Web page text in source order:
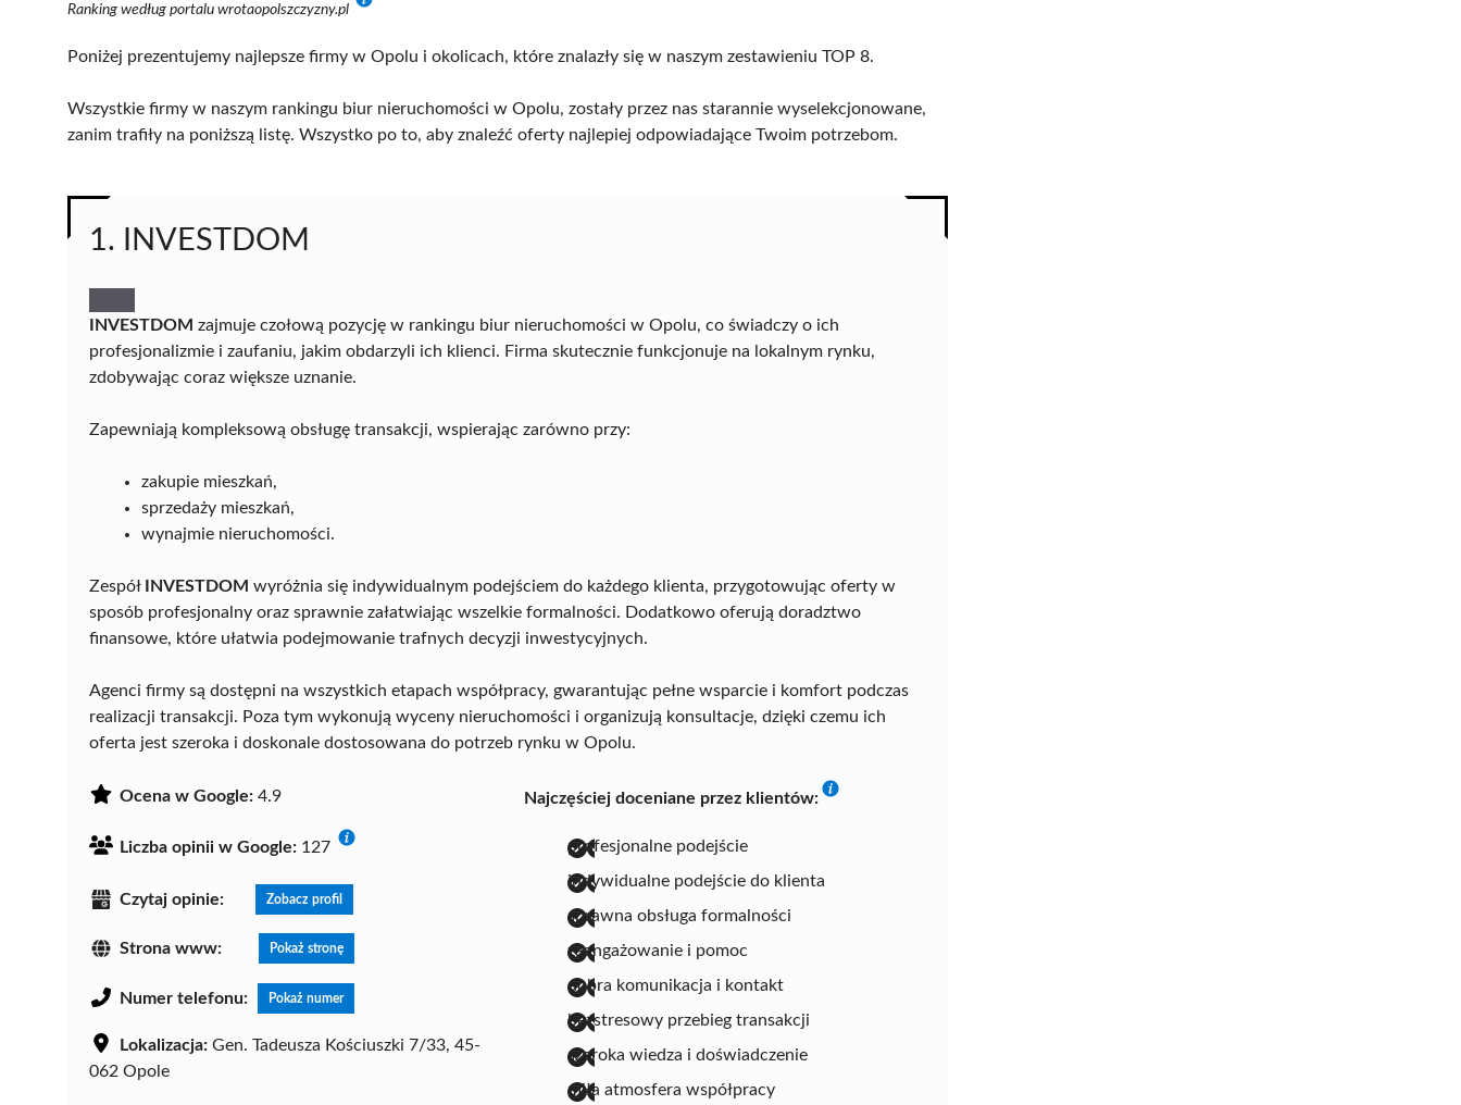
Ranking według portalu wrotaopolszczyzny.pl
Poniżej prezentujemy najlepsze firmy w Opolu i okolicach, które znalazły się w naszym zestawieniu TOP 8.
Wszystkie firmy w naszym rankingu biur nieruchomości w Opolu, zostały przez nas starannie wyselekcjonowane,
zanim trafiły na poniższą listę. Wszystko po to, aby znaleźć oferty najlepiej odpowiadające Twoim potrzebom.
1. INVESTDOM
INVESTDOM zajmuje czołową pozycję w rankingu biur nieruchomości w Opolu, co świadczy o ich
profesjonalizmie i zaufaniu, jakim obdarzyli ich klienci. Firma skutecznie funkcjonuje na lokalnym rynku,
zdobywając coraz większe uznanie.
Zapewniają kompleksową obsługę transakcji, wspierając zarówno przy:
zakupie mieszkań,
sprzedaży mieszkań,
wynajmie nieruchomości.
Zespół INVESTDOM wyróżnia się indywidualnym podejściem do każdego klienta, przygotowując oferty w
sposób profesjonalny oraz sprawnie załatwiając wszelkie formalności. Dodatkowo oferują doradztwo
finansowe, które ułatwia podejmowanie trafnych decyzji inwestycyjnych.
Agenci firmy są dostępni na wszystkich etapach współpracy, gwarantując pełne wsparcie i komfort podczas
realizacji transakcji. Poza tym wykonują wyceny nieruchomości i organizują konsultacje, dzięki czemu ich
oferta jest szeroka i doskonale dostosowana do potrzeb rynku w Opolu.
Ocena w Google: 4.9
Liczba opinii w Google: 127
Czytaj opinie: Zobacz profil
Strona www: Pokaż stronę
Numer telefonu: Pokaż numer
Lokalizacja: Gen. Tadeusza Kościuszki 7/33, 45-
062 Opole
Najczęściej doceniane przez klientów:
profesjonalne podejście
indywidualne podejście do klienta
sprawna obsługa formalności
zaangażowanie i pomoc
dobra komunikacja i kontakt
bezstresowy przebieg transakcji
szeroka wiedza i doświadczenie
miła atmosfera współpracy